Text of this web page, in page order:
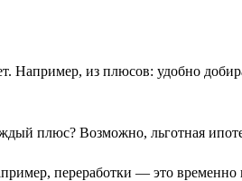
Например, из плюсов: удобно
плюс? Возможно, льготная
переработки — это